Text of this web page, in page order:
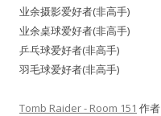
业余摄影爱好者(非高手)
业余桌球爱好者(非高手)
乒乓球爱好者(非高手)
羽毛球爱好者(非高手)
Tomb Raider - Room 151 作者